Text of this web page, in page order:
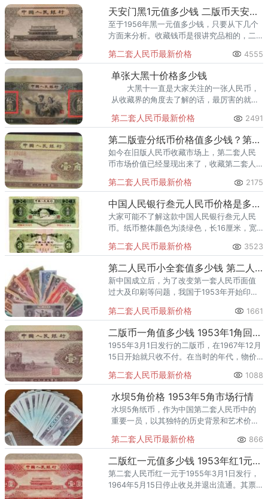
1500. 500-1000. 8品-全品。黄壹角。0.1
元。600-800. 300-500. 全品整刀。贰角火
车头。0.2元。1650. 1000-1600. 全品整
刀。伍角浅版水库。0.5元。180-250. 80-
200
天安门黑1元值多少钱 二版币天安门黑1元收藏分析
至于1956年黑一元值多少钱，只要从下几个
方面来分析。收藏钱币是很讲究品相的，二
品相极差，那么它的价值也大打折扣了。
第二套人民币最新价格 4555
单张大黑十价格多少钱
大黑十一直是大家关注的一张人民币，
从收藏界的角度去了解的话，最厉害的就是
十的价格是多少了呢？
第二套人民币最新价格 2491
第二版壹分纸币价格值多少钱？第二版壹分纸币值得入手收藏吗？
如今在旧版人民币收藏市场上，第二套人民
币市场价值已经显现出来了，收藏第二套人
纪80年代的时候第二套人民币1分纸币出现了
零币短缺的问题之后。
第二套人民币最新价格 2175
中国人民银行叁元人民币价格是多少？叁元人民币收藏前景
大家可能不了解这款中国人民银行叁元人民
币。纸币整体颜色为淡绿色，长16厘米，宽
人民币纸币。因此，这一点对于人民币价格
的增长很有帮助。
第二套人民币最新价格 3523
第二人民币小全套值多少钱 第二人民币小全套最新价格
新中国成立后，为了改变第一套人民币面值
过大及印刷等问题，我国于1953年开始印制
约10年左右，53年版，从55年3月1日发行，
约在64年开
第二套人民币最新价格 1661
二版币一角值多少钱 1953年1角回收价格
1955年3月1日发行的二版币，在1967年12月
15日开始就只收不付。在当时的年代，物价
用量很大，纸币的损耗也严重，能够完好留
存下来的二
第二套人民币最新价格 1088
水坝5角价格 1953年5角市场行情
水坝5角纸币，作为中国第二套人民币中的
重要一员，以其独特的历史背景和艺术价
者的目光。随着收藏市场的不断升温，水坝
5角纸币的价格也呈现出波动上涨
第二套人民币最新价格 866
二版红一元值多少钱 1953年红1元最新价格
第二套人民币红一元于1955年3月1日发行，
1964年5月15日停止收兑并退出流通。其票